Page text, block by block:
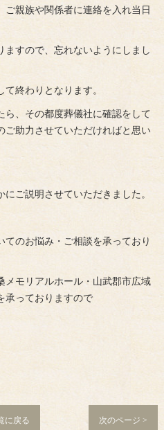
親族や関係者に連絡を入れ当日
ますので、忘れないようにしまし
終わりとなります。
ら、その都度葬儀社に確認をして
ご助力させていただければと思い
ご説明させていただきました。
のお悩み・ご相談を承っており
メモリアルホール・山武郡市広域
承っておりますので
に戻る 次のページ >